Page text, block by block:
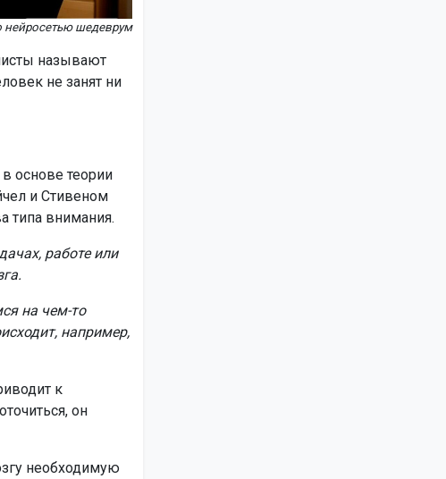
нейросетью шедеврум
называют
не занят ни
основе теории
и Стивеном
типа внимания.
работе или
на чем-то
например,
к
он
необходимую